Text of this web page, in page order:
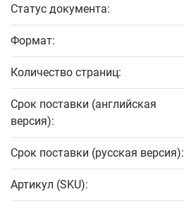
Статус документа:
Формат:
Количество страниц:
Срок поставки (английская
версия):
Срок поставки (русская версия):
Артикул (SKU):